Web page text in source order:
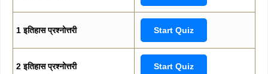
1 इतिहास प्रश्नोत्तरी Start Quiz
2 इतिहास प्रश्नोत्तरी Start Quiz